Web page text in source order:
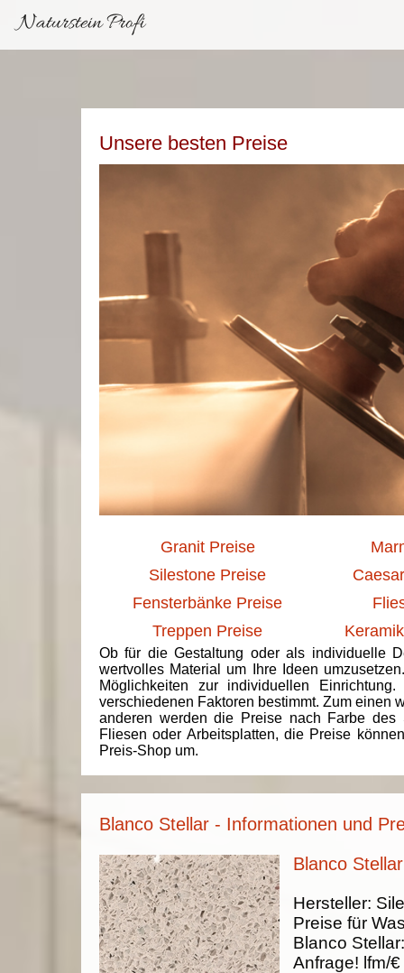
Naturstein Profi
Unsere besten Preise
Granit Preise
Silestone Preise
Fensterbänke Preise
Treppen Preise
Ob für die Gestaltung oder als individuelle
wertvolles Material um Ihre Ideen
Möglichkeiten zur individuellen
verschiedenen Faktoren bestimmt. Zum einen
anderen werden die Preise nach Farbe des
Fliesen oder Arbeitsplatten, die Preise
Preis-Shop um.
Blanco Stellar - Informationen und
Blanco
Hersteller:
Preise für
Blanco Stellar
Anfrage! lfm/€